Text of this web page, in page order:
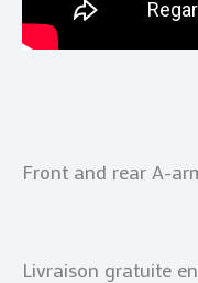
Front and rear A-
Livraison gratuite